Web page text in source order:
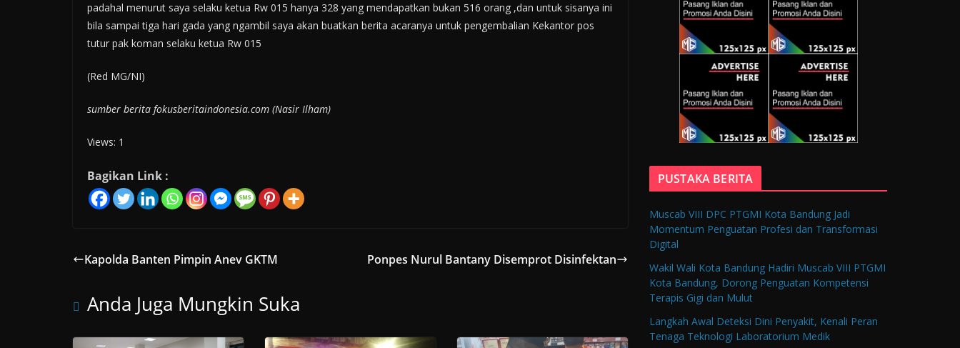
padahal menurut saya selaku ketua Rw 015 hanya 328 yang mendapatkan bukan 516 orang ,dan untuk sisanya ini
bila sampai tiga hari gada yang ngambil saya akan buatkan berita acaranya untuk pengembalian Kekantor pos
tutur pak koman selaku ketua Rw 015
(Red MG/NI)
sumber berita fokusberitaindonesia.com (Nasir Ilham)
Views: 1
Bagikan Link :
Kapolda Banten Pimpin Anev GKTM Ponpes Nurul Bantany Disemprot Disinfektan
Anda Juga Mungkin Suka
PUSTAKA BERITA
Muscab VIII DPC PTGMI Kota Bandung Jadi
Momentum Penguatan Profesi dan Transformasi
Digital
Wakil Wali Kota Bandung Hadiri Muscab VIII PTGMI
Kota Bandung, Dorong Penguatan Kompetensi
Terapis Gigi dan Mulut
Langkah Awal Deteksi Dini Penyakit, Kenali Peran
Tenaga Teknologi Laboratorium Medik